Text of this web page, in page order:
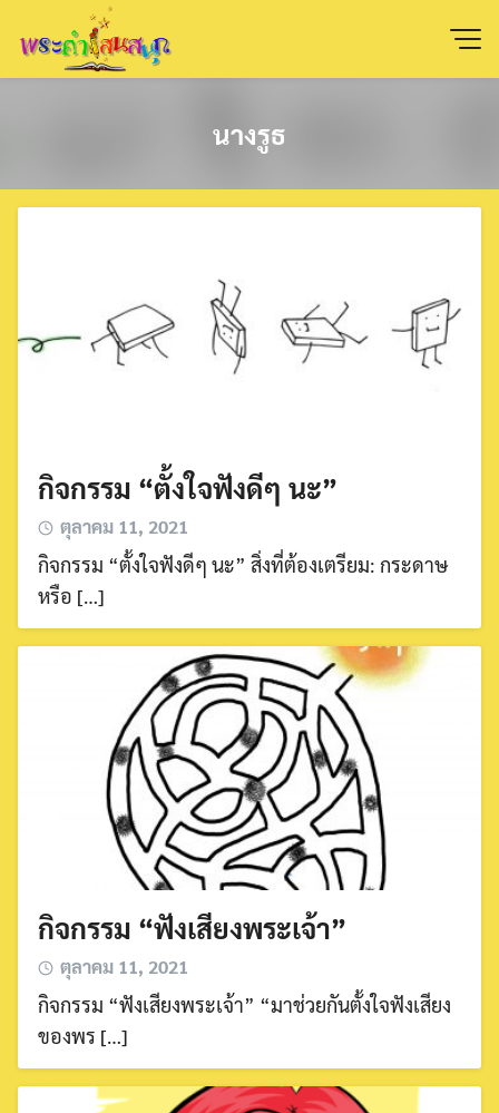
content
นางรูธ
กิจกรรม “ตั้งใจฟังดีๆ นะ”
ตุลาคม 11, 2021
กิจกรรม “ตั้งใจฟังดีๆ นะ” สิ่งที่ต้องเตรียม: กระดาษ
หรือ […]
กิจกรรม “ฟังเสียงพระเจ้า”
ตุลาคม 11, 2021
กิจกรรม “ฟังเสียงพระเจ้า” “มาช่วยกันตั้งใจฟังเสียง
ของพร […]